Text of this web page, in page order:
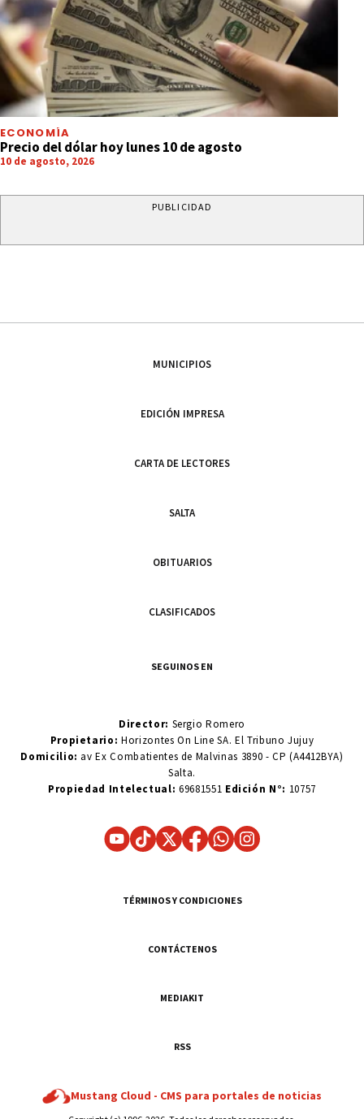
ECONOMÍA
Precio del dólar hoy lunes 10 de agosto
10 de agosto, 2026
PUBLICIDAD
MUNICIPIOS
EDICIÓN IMPRESA
CARTA DE LECTORES
SALTA
OBITUARIOS
CLASIFICADOS
SEGUINOS EN
Director: Sergio Romero
Propietario:Horizontes On Line SA. El Tribuno Jujuy
Domicilio: av Ex Combatientes de Malvinas 3890 - CP (A4412BYA)
Salta.
Propiedad Intelectual: 69681551 Edición N°: 10757
TÉRMINOS Y CONDICIONES
CONTÁCTENOS
MEDIAKIT
RSS
Mustang Cloud - CMS para portales de noticias